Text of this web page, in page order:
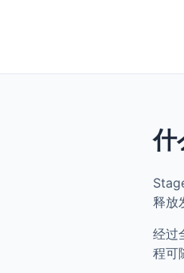
什
释放
经过
程可